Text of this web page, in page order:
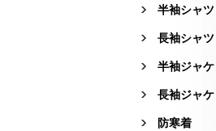
半袖シャツ
長袖シャツ
半袖ジャ
長袖ジャ
防寒着